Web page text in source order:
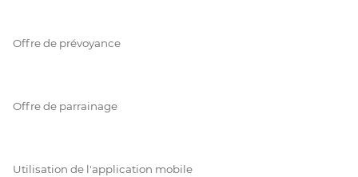
Offre de prévoyance
Offre de parrainage
Utilisation de l'application mobile